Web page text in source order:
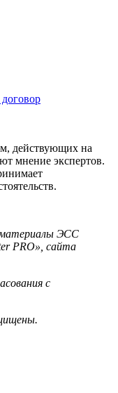
действующих на
мнение экспертов.
материалы ЭСС
PRO», сайта
с